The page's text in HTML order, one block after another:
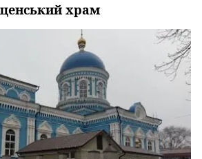
храм